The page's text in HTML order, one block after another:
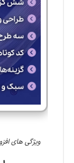
ویژگی های